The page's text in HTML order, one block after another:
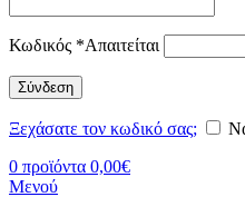
Κωδικός *Απαιτείται
Σύνδεση
Ξεχάσατε τον κωδικό σας;
0 προϊόντα 0,00€
Μενού